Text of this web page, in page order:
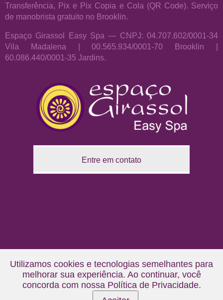
Transferência, Pix e Pix Copia e Cola (QR Code). Serviço
de manobrista gratuito no Brooklin.
Espaço Girassol Easy Spa — CNPJ: 04.707.602/0001-34
Vila Madalena | 00.565.934/0001-70 Brooklin |
60.086.440/0001-35 Jardins.
Entre em contato
Utilizamos cookies e tecnologias semelhantes para
melhorar sua experiência. Ao continuar, você
concorda com nossa Política de Privacidade.